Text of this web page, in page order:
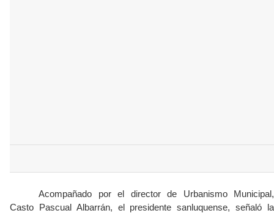
Acompañado por el director de Urbanismo Municipal,
Casto Pascual Albarrán, el presidente sanluquense, señaló la